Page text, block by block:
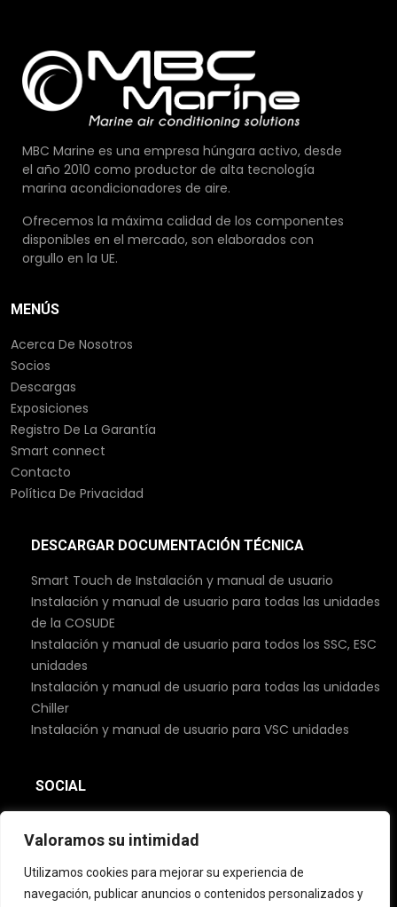
Valoramos su intimidad
Utilizamos cookies para mejorar su experiencia de
navegación, publicar anuncios o contenidos personalizados y
MBC Marine es una empresa húngara activo, desde
el año 2010 como productor de alta tecnología
marina acondicionadores de aire.
Ofrecemos la máxima calidad de los componentes
disponibles en el mercado, son elaborados con
orgullo en la UE.
MENÚS
Acerca De Nosotros
Socios
Descargas
Exposiciones
Registro De La Garantía
Smart connect
Contacto
Política De Privacidad
DESCARGAR DOCUMENTACIÓN TÉCNICA
Smart Touch de Instalación y manual de usuario
Instalación y manual de usuario para todas las unidades
de la COSUDE
Instalación y manual de usuario para todos los SSC, ESC
unidades
Instalación y manual de usuario para todas las unidades
Chiller
Instalación y manual de usuario para VSC unidades
SOCIAL